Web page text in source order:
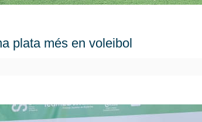
plata més en voleibol